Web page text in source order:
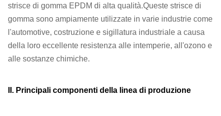
strisce di gomma EPDM di alta qualità.Queste strisce di
gomma sono ampiamente utilizzate in varie industrie come
l'automotive, costruzione e sigillatura industriale a causa
della loro eccellente resistenza alle intemperie, all'ozono e
alle sostanze chimiche.
II. Principali componenti della linea di produzione